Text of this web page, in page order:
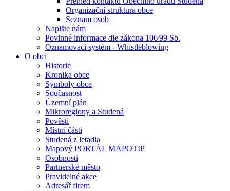
Organizační struktura obce
Seznam osob
Napište nám
Povinné informace dle zákona 106⁄99 Sb.
Oznamovací systém - Whistleblowing
O obci
Historie
Kronika obce
Symboly obce
Současnost
Územní plán
Mikroregiony a Studená
Pověsti
Místní části
Studená z letadla
Mapový PORTÁL MAPOTIP
Osobnosti
Partnerské město
Pravidelné akce
Adresář firem